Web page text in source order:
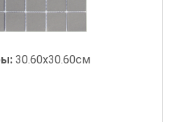
30.60x30.60см